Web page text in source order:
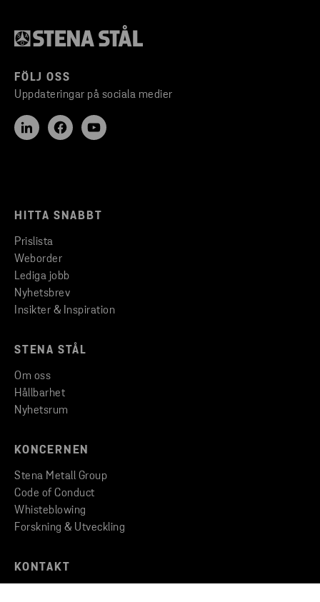
FÖLJ OSS
Uppdateringar på sociala medier
HITTA SNABBT
Prislista
Weborder
Lediga jobb
Nyhetsbrev
Insikter & Inspiration
STENA STÅL
Om oss
Hållbarhet
Nyhetsrum
KONCERNEN
Stena Metall Group
Code of Conduct
Whisteblowing
Forskning & Utveckling
KONTAKT